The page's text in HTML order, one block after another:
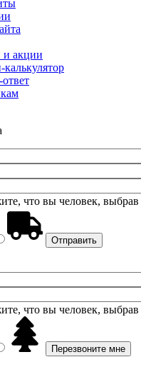
акции
что вы человек, выбрав
что вы человек, выбрав